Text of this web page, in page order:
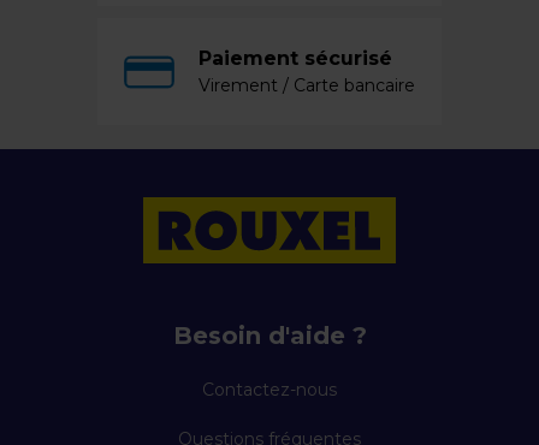
Paiement sécurisé
Virement / Carte bancaire
Besoin d'aide ?
Contactez-nous
Questions fréquentes